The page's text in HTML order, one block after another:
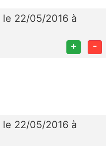
le 22/05/2016 à
+ -
le 22/05/2016 à